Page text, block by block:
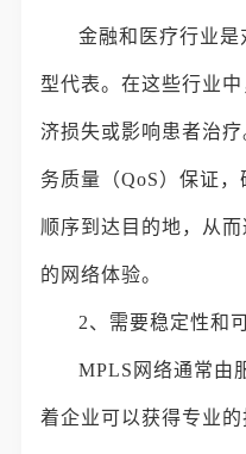
金融和医疗行业
型代表。在这些行业
济损失或影响患者治
务质量（QoS）保证
顺序到达目的地，从
的网络体验。
2、需要稳定性和
MPLS网络通常由
着企业可以获得专业